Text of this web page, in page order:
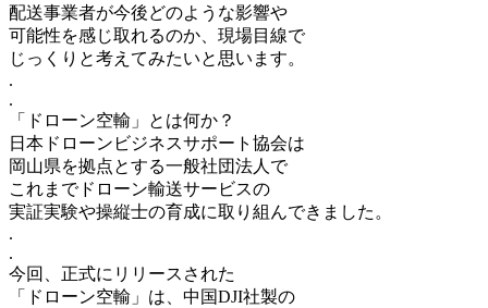
配送事業者が今後どのような影響や
可能性を感じ取れるのか、現場目線で
じっくりと考えてみたいと思います。
.
.
「ドローン空輸」とは何か？
日本ドローンビジネスサポート協会は
岡山県を拠点とする一般社団法人で
これまでドローン輸送サービスの
実証実験や操縦士の育成に取り組んできました。
.
.
今回、正式にリリースされた
「ドローン空輸」は、中国DJI社製の